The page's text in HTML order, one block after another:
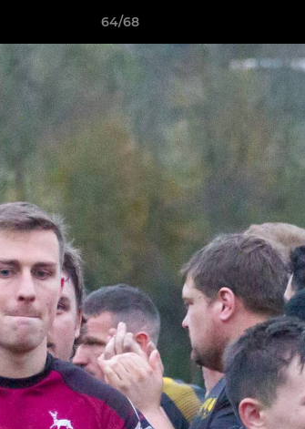
64/68